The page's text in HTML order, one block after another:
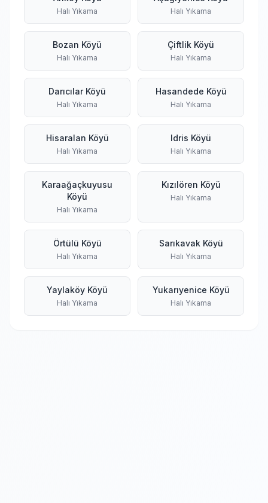
Halı Yıkama Halı Yıkama
Bozan Köyü
Halı Yıkama
Çiftlik Köyü
Halı Yıkama
Darıcılar Köyü
Halı Yıkama
Hasandede Köyü
Halı Yıkama
Hisaralan Köyü
Halı Yıkama
Idris Köyü
Halı Yıkama
Karaağaçkuyusu
Köyü
Halı Yıkama
Kızılören Köyü
Halı Yıkama
Örtülü Köyü
Halı Yıkama
Sarıkavak Köyü
Halı Yıkama
Yaylaköy Köyü
Halı Yıkama
Yukarıyenice Köyü
Halı Yıkama